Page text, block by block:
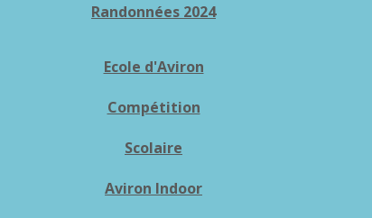
Randonnées 2024
Ecole d'Aviron
Compétition
Scolaire
Aviron Indoor